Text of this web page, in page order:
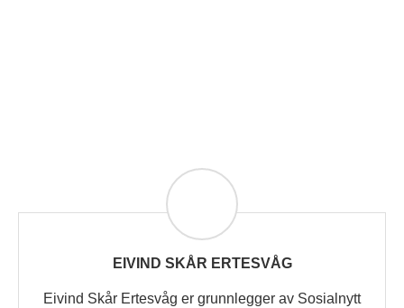
EIVIND SKÅR ERTESVÅG
Eivind Skår Ertesvåg er grunnlegger av Sosialnytt